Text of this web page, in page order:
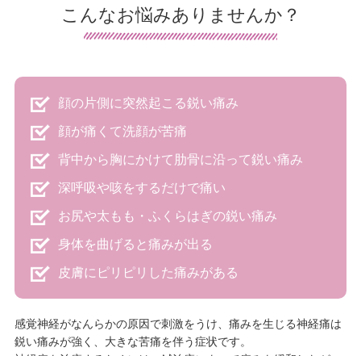
こんなお悩みありませんか？
顔の片側に突然起こる鋭い痛み
顔が痛くて洗顔が苦痛
背中から胸にかけて肋骨に沿って鋭い痛み
深呼吸や咳をするだけで痛い
お尻や太もも・ふくらはぎの鋭い痛み
身体を曲げると痛みが出る
皮膚にピリピリした痛みがある
感覚神経がなんらかの原因で刺激をうけ、痛みを生じる神経痛は
鋭い痛みが強く、大きな苦痛を伴う症状です。